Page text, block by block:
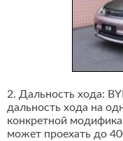
2. Дальность хода:
дальность хода на
конкретной
может проехать до